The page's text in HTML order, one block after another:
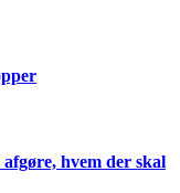
hvem der skal